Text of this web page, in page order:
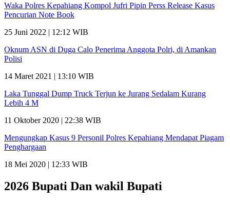
Waka Polres Kepahiang Kompol Jufri Pipin Perss Release Kasus
Pencurian Note Book
25 Juni 2022 | 12:12 WIB
Oknum ASN di Duga Calo Penerima Anggota Polri, di Amankan
Polisi
14 Maret 2021 | 13:10 WIB
Laka Tunggal Dump Truck Terjun ke Jurang Sedalam Kurang
Lebih 4 M
11 Oktober 2020 | 22:38 WIB
Mengungkap Kasus 9 Personil Polres Kepahiang Mendapat Piagam
Penghargaan
18 Mei 2020 | 12:33 WIB
2026 Bupati Dan wakil Bupati